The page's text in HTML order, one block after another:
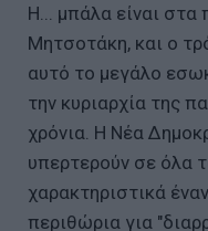
Η... μπάλα είναι στα
Μητσοτάκη, και ο
αυτό το μεγάλο
την κυριαρχία της
χρόνια. Η Νέα
υπερτερούν σε όλα
χαρακτηριστικά
περιθώρια για